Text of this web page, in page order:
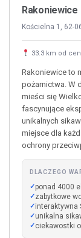
Rakoniewice
Kościelna 1, 62-
33.3 km od
Rakoniewice to
pożarnictwa. W
mieści się
fascynujące
unikalnych
miejsce dla
ochrony
DLACZEGO
ponad 4000
zabytkowe
interaktywna
unikalna
ciekawostki